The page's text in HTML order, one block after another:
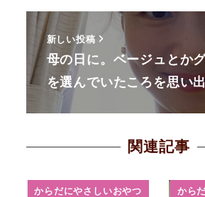
新しい投稿
母の日に。ベージュとか
を選んでいたころを思い出
関連記事
からだにやさしいおやつ から